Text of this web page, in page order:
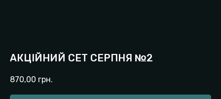
АКЦІЙНИЙ СЕТ СЕРПНЯ №2
870,00 грн.